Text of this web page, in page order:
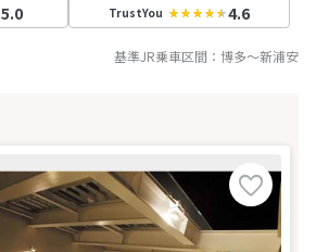
5.0 TrustYou 4.6
基準JR乗車区間： 博多～新浦安